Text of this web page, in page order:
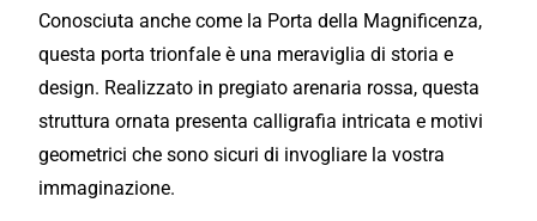
Conosciuta anche come la Porta della Magnificenza,
questa porta trionfale è una meraviglia di storia e
design. Realizzato in pregiato arenaria rossa, questa
struttura ornata presenta calligrafia intricata e motivi
geometrici che sono sicuri di invogliare la vostra
immaginazione.